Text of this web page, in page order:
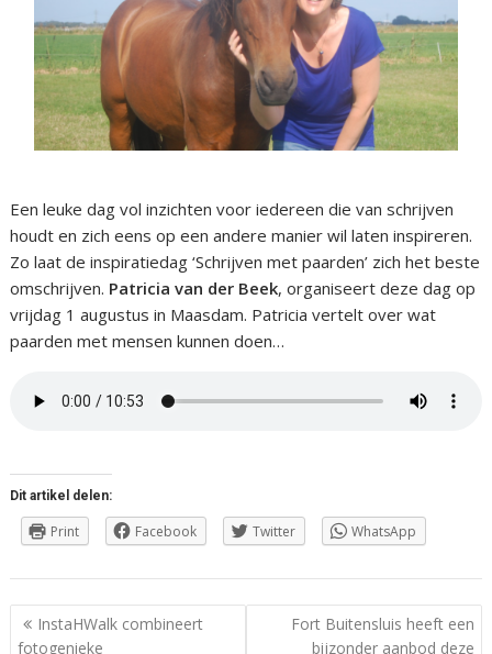
Een leuke dag vol inzichten voor iedereen die van schrijven
houdt en zich eens op een andere manier wil laten inspireren.
Zo laat de inspiratiedag ‘Schrijven met paarden’ zich het beste
omschrijven. Patricia van der Beek, organiseert deze dag op
vrijdag 1 augustus in Maasdam. Patricia vertelt over wat
paarden met mensen kunnen doen…
Dit artikel delen:
Print Facebook Twitter WhatsApp
Berichtnavigatie
InstaHWalk combineert
fotogenieke
Fort Buitensluis heeft een
bijzonder aanbod deze